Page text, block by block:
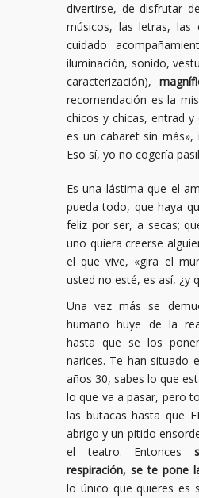
divertirse, de disfrutar
músicos, las letras, las
cuidado
iluminación, sonido,
caracterización),
recomendación es la
chicos y chicas, entrad y
es un cabaret sin más»,
Eso sí, yo no cogería
Es una lástima que el
pueda todo, que haya
feliz por ser, a secas;
uno quiera creerse
el que vive, «gira el
usted no esté, es así, ¿y
Una vez más se
humano huye de la
hasta que se los
narices. Te han situado
años 30, sabes lo que
lo que va a pasar, pero
las butacas hasta que
abrigo y un pitido
el teatro. Entonces
respiración, se te pone
lo único que quieres es